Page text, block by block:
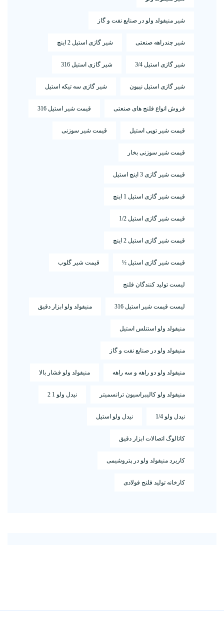
شیر منیفولد ولو در صنایع نفت و گاز
شیر چندراهه صنعتی شیر گازی استیل 2 اینچ
شیر گازی استیل 3/4 شیر گازی استیل 316
شیر گازی استیل نیپون شیر گازی سه تیکه استیل
فروش انواع فلنج های صنعتی قیمت شیر استیل 316
قیمت شیر توپی استیل قیمت شیر سوزنی
قیمت شیر سوزنی بخار
قیمت شیر گازی 3 اینچ استیل
قیمت شیر گازی استیل 1 اینچ
قیمت شیر گازی استیل 1/2
قیمت شیر گازی استیل 2 اینچ
قیمت شیر گازی استیل ½ قیمت شیر گلوب
لیست تولید کنندگان فلنج
لیست قیمت شیر استیل 316 منیفولد ولو ابزار دقیق
منیفولد ولو استنلس استیل
منیفولد ولو در صنایع نفت و گاز
منیفولد ولو دو راهه و سه راهه منیفولد ولو فشار بالا
منیفولد ولو کالیبراسیون ترانسمیتر نیدل ولو 1 2
نیدل ولو 1/4 نیدل ولو استیل
کاتالوگ اتصالات ابزار دقیق
کاربرد منیفولد ولو در پتروشیمی
کارخانه تولید فلنج فولادی